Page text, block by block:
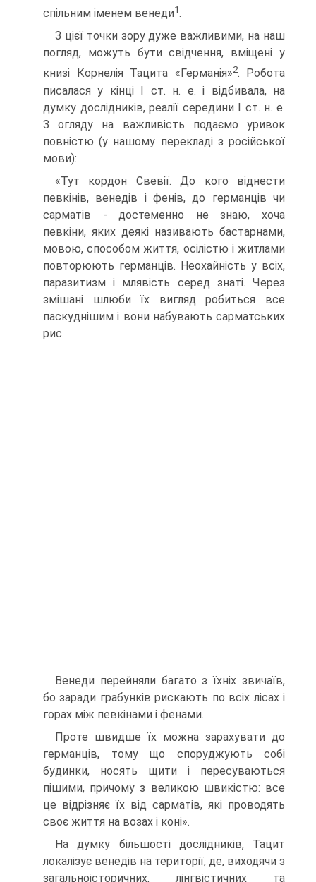
спільним іменем венеди1.
З цієї точки зору дуже важливими, на наш
погляд, можуть бути свідчення, вміщені у
книзі Корнелія Тацита «Германія»2. Робота
писалася у кінці І ст. н. е. і відбивала, на
думку дослідників, реалії середини І ст. н. е.
З огляду на важливість подаємо уривок
повністю (у нашому перекладі з російської
мови):
«Тут кордон Свевії. До кого віднести
певкінів, венедів і фенів, до германців чи
сарматів - достеменно не знаю, хоча
певкіни, яких деякі називають бастарнами,
мовою, способом життя, осілістю і житлами
повторюють германців. Неохайність у всіх,
паразитизм і млявість серед знаті. Через
змішані шлюби їх вигляд робиться все
паскуднішим і вони набувають сарматських
рис.
Венеди перейняли багато з їхніх звичаїв,
бо заради грабунків рискають по всіх лісах і
горах між певкінами і фенами.
Проте швидше їх можна зарахувати до
германців, тому що споруджують собі
будинки, носять щити і пересуваються
пішими, причому з великою швикістю: все
це відрізняє їх від сарматів, які проводять
своє життя на возах і коні».
На думку більшості дослідників, Тацит
локалізує венедів на території, де, виходячи з
загальноісторичних, лінгвістичних та